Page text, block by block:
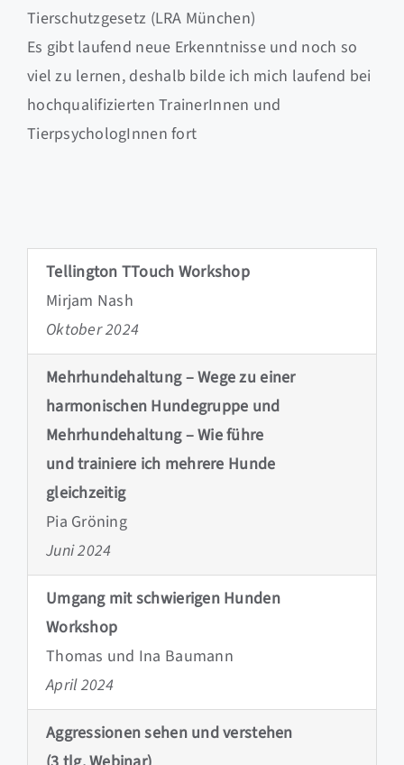
Tierschutzgesetz (LRA München)
Es gibt laufend neue Erkenntnisse und noch so
viel zu lernen, deshalb bilde ich mich laufend bei
hochqualifizierten TrainerInnen und
TierpsychologInnen fort
Tellington TTouch Workshop
Mirjam Nash
Oktober 2024
Mehrhundehaltung – Wege zu einer
harmonischen Hundegruppe und
Mehrhundehaltung – Wie führe
und trainiere ich mehrere Hunde
gleichzeitig
Pia Gröning
Juni 2024
Umgang mit schwierigen Hunden
Workshop
Thomas und Ina Baumann
April 2024
Aggressionen sehen und verstehen